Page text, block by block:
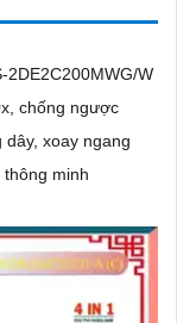
2DE2C200MWG/W
chống ngược
minh